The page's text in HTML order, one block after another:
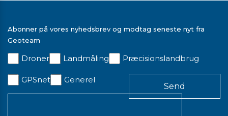
RETROMÆRKE 60MM X 60MM
16,00 kr. ekskl. moms
Abonner på vores nyhedsbrev og modtag seneste nyt fra
Geoteam
Droner Landmåling Præcisionslandbrug
GPSnet Generel